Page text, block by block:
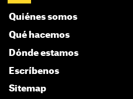
Quiénes somos
Qué hacemos
Dónde estamos
Escríbenos
Sitemap